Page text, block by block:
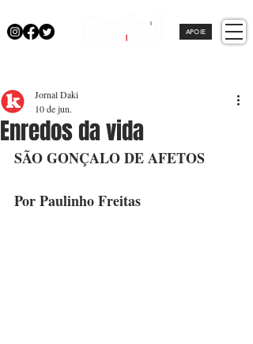
APOIE
Enredos da vida
Jornal Daki
10 de jun.
SÃO GONÇALO DE AFETOS
Por Paulinho Freitas